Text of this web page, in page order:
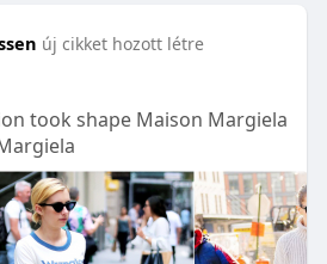
új cikket hozott létre
took shape Maison Margiela